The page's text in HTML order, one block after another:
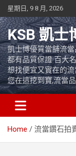
Skip
to
content
星期日, 9 8 月, 2026
KSB 凱士
凱士博優質當舖流
都有品質保證 百大
想找便宜又實在的
您在這挖到寶,流當
Home 流當鑽石拍